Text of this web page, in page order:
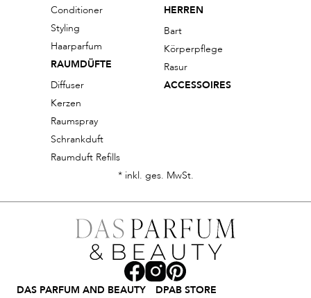
Conditioner
Styling
Haarparfum
RAUMDÜFTE
Diffuser
Kerzen
Raumspray
Schrankduft
Raumduft Refills
HERREN
Bart
Körperpflege
Rasur
ACCESSOIRES
* inkl. ges. MwSt.
DAS PARFUM AND BEAUTY
DPAB STORE